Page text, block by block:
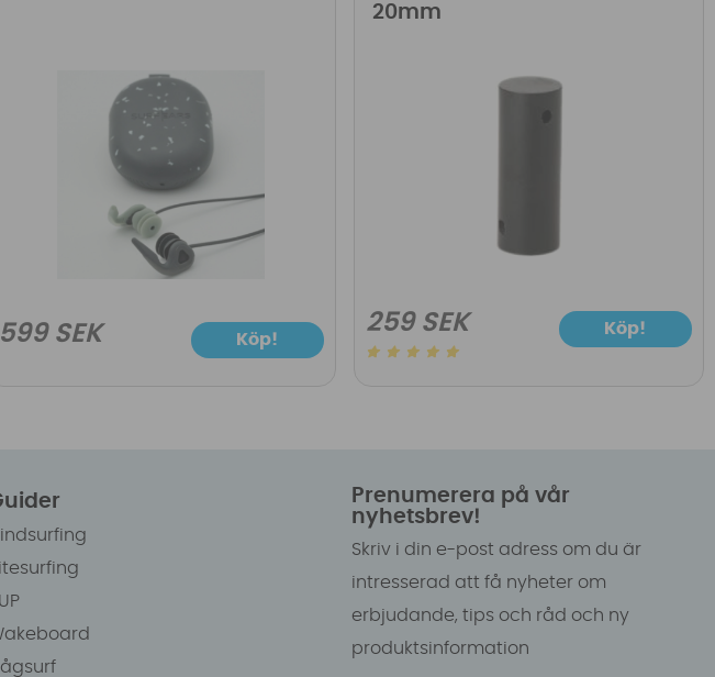
599 SEK Köp!
20mm
259 SEK Köp!
Prenumerera på vår
nyhetsbrev!
Skriv i din e-post adress om du är
intresserad att få nyheter om
erbjudande, tips och råd och ny
produktsinformation